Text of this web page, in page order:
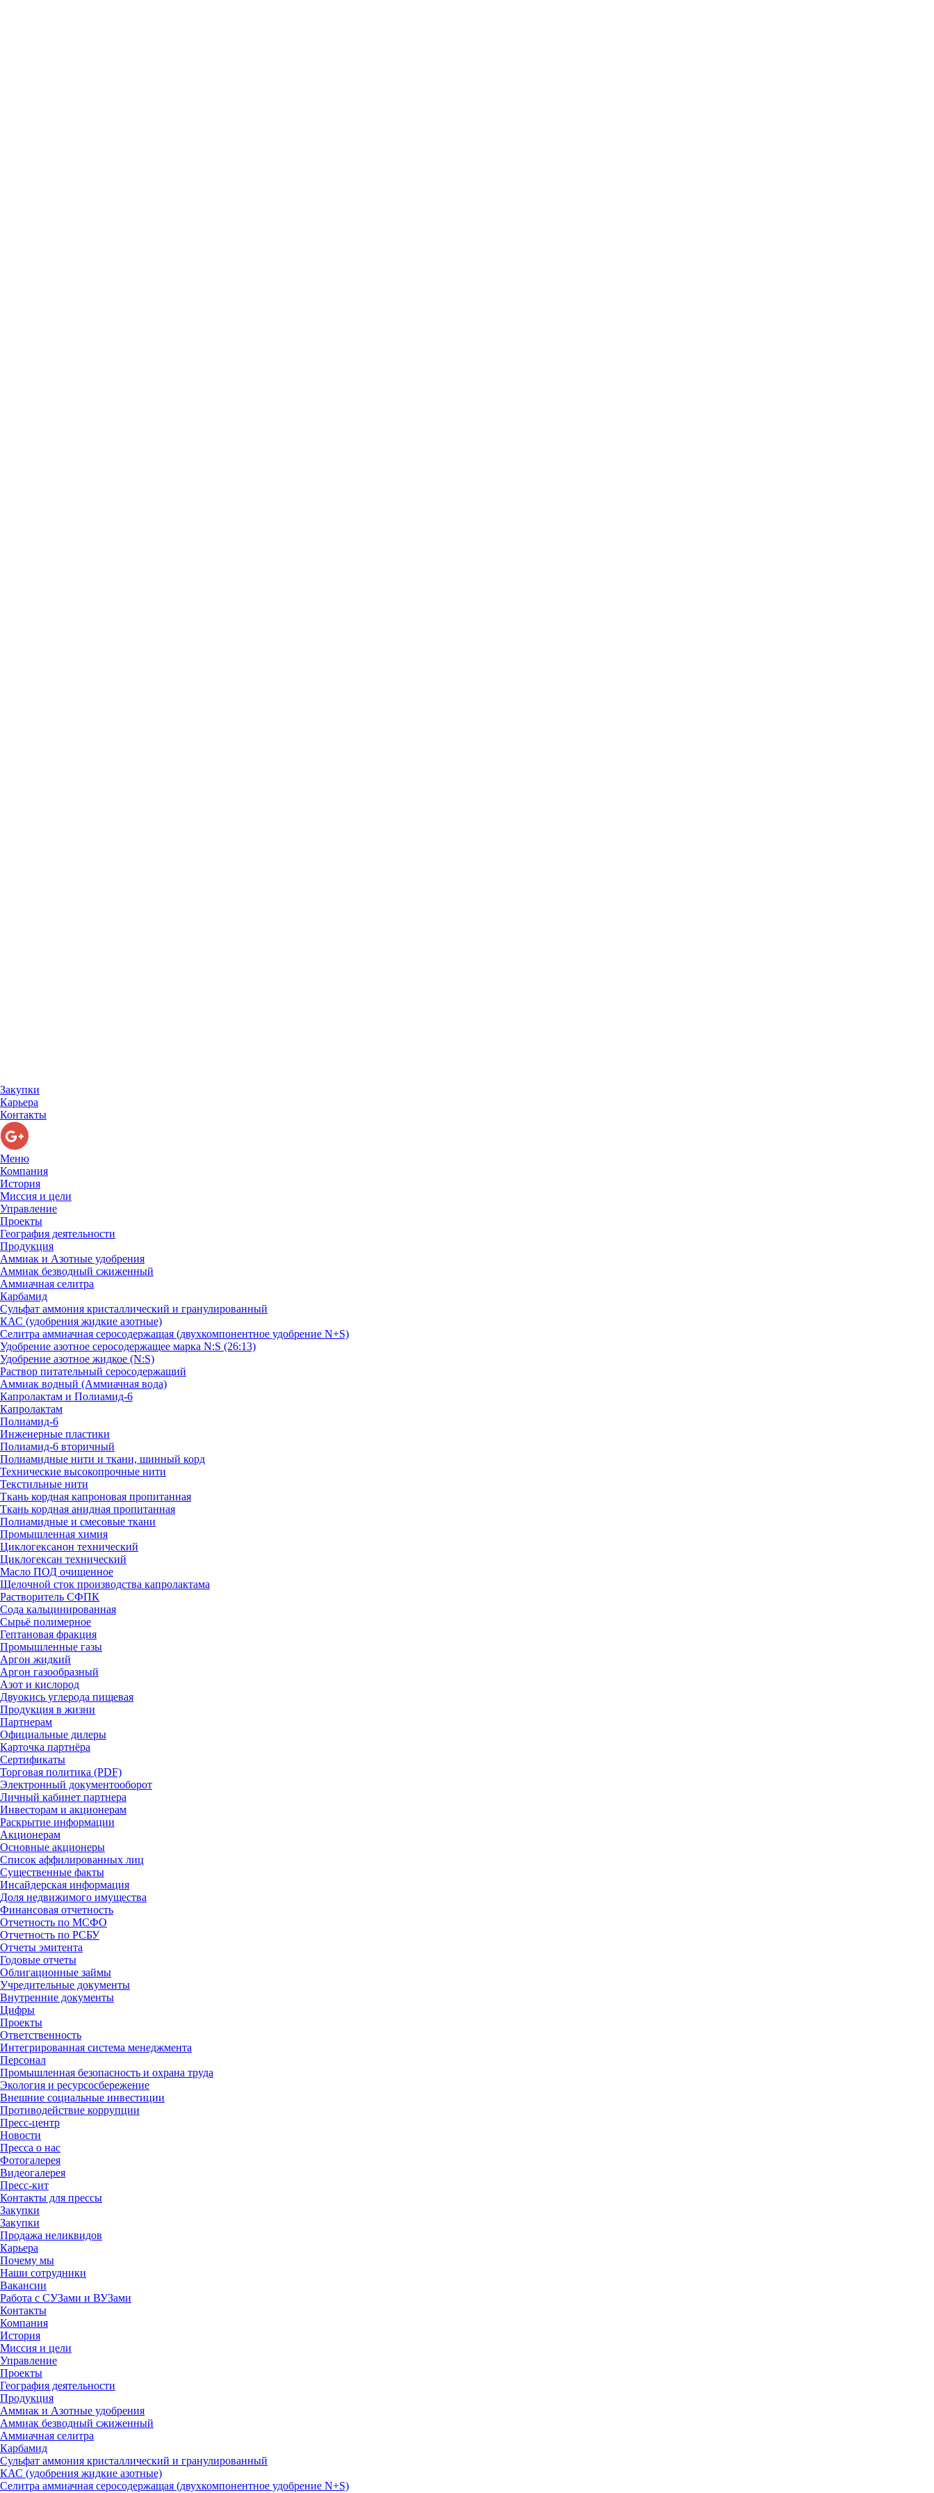
Закупки
Карьера
Контакты
Меню
Компания
История
Миссия и цели
Управление
Проекты
География деятельности
Продукция
Аммиак и Азотные удобрения
Аммиак безводный сжиженный
Аммиачная селитра
Карбамид
Сульфат аммония кристаллический и гранулированный
КАС (удобрения жидкие азотные)
Селитра аммиачная серосодержащая (двухкомпонентное удобрение N+S)
Удобрение азотное серосодержащее марка N:S (26:13)
Удобрение азотное жидкое (N:S)
Раствор питательный серосодержащий
Аммиак водный (Аммиачная вода)
Капролактам и Полиамид-6
Капролактам
Полиамид-6
Инженерные пластики
Полиамид-6 вторичный
Полиамидные нити и ткани, шинный корд
Технические высокопрочные нити
Текстильные нити
Ткань кордная капроновая пропитанная
Ткань кордная анидная пропитанная
Полиамидные и смесовые ткани
Промышленная химия
Циклогексанон технический
Циклогексан технический
Масло ПОД очищенное
Щелочной сток производства капролактама
Растворитель СФПК
Сода кальцинированная
Сырьё полимерное
Гептановая фракция
Промышленные газы
Аргон жидкий
Аргон газообразный
Азот и кислород
Двуокись углерода пищевая
Продукция в жизни
Партнерам
Официальные дилеры
Карточка партнёра
Сертификаты
Торговая политика (PDF)
Электронный документооборот
Личный кабинет партнера
Инвесторам и акционерам
Раскрытие информации
Акционерам
Основные акционеры
Список аффилированных лиц
Существенные факты
Инсайдерская информация
Доля недвижимого имущества
Финансовая отчетность
Отчетность по МСФО
Отчетность по РСБУ
Отчеты эмитента
Годовые отчеты
Облигационные займы
Учредительные документы
Внутренние документы
Цифры
Проекты
Ответственность
Интегрированная система менеджмента
Персонал
Промышленная безопасность и охрана труда
Экология и ресурсосбережение
Внешние социальные инвестиции
Противодействие коррупции
Пресс-центр
Новости
Пресса о нас
Фотогалерея
Видеогалерея
Пресс-кит
Контакты для прессы
Закупки
Закупки
Продажа неликвидов
Карьера
Почему мы
Наши сотрудники
Вакансии
Работа с СУЗами и ВУЗами
Контакты
Компания
История
Миссия и цели
Управление
Проекты
География деятельности
Продукция
Аммиак и Азотные удобрения
Аммиак безводный сжиженный
Аммиачная селитра
Карбамид
Сульфат аммония кристаллический и гранулированный
КАС (удобрения жидкие азотные)
Селитра аммиачная серосодержащая (двухкомпонентное удобрение N+S)